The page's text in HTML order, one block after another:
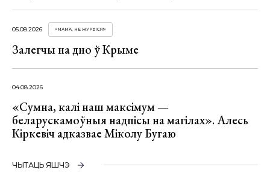
05.08.2026 «МАМА, НЕ ЖУРЫСЯ!»
Залегчы на дно ў Крыме
04.08.2026
«Сумна, калі наш максімум —
беларускамоўныя надпісы на магілах». Алесь
Кіркевіч адказвае Міколу Бугаю
ЧЫТАЦЬ ЯШЧЭ